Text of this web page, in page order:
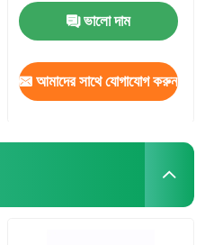
প্রোটিন সনাক্তকরণ
ভালো দাম
আমাদের সাথে যোগাযোগ করুন